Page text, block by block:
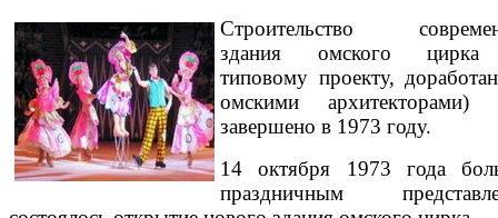
Строительство
здания омского
типовому проекту,
омскими архитекторами)
завершено в 1973 году.
14 октября 1973 года
праздничным